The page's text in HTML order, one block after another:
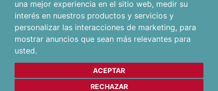
una mejor experiencia en el sitio web, medir su
interés en nuestros productos y servicios y
personalizar las interacciones de marketing, para
mostrar anuncios que sean más relevantes para
usted.
ACEPTAR
RECHAZAR